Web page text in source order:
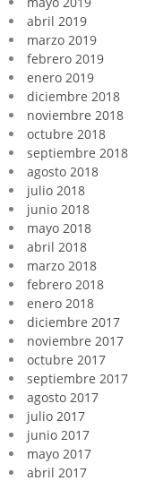
abril 2019
marzo 2019
febrero 2019
enero 2019
diciembre 2018
noviembre 2018
octubre 2018
septiembre 2018
agosto 2018
julio 2018
junio 2018
mayo 2018
abril 2018
marzo 2018
febrero 2018
enero 2018
diciembre 2017
noviembre 2017
octubre 2017
septiembre 2017
agosto 2017
julio 2017
junio 2017
mayo 2017
abril 2017